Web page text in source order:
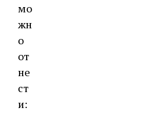
мо
жн
о
от
не
ст
и: